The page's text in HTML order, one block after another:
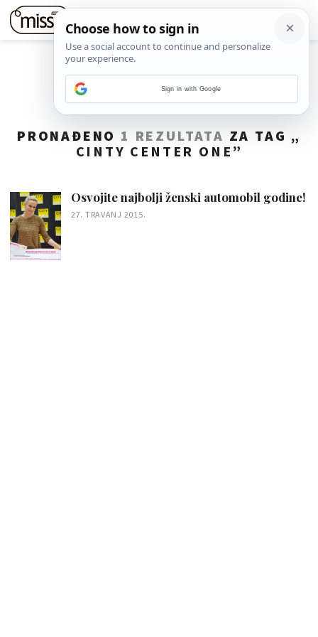
PRONAĐENO 1 REZULTATA ZA TAG „
CINTY CENTER ONE ”
Osvojite najbolji ženski automobil godine!
27. TRAVANJ 2015.
Sign in with Google